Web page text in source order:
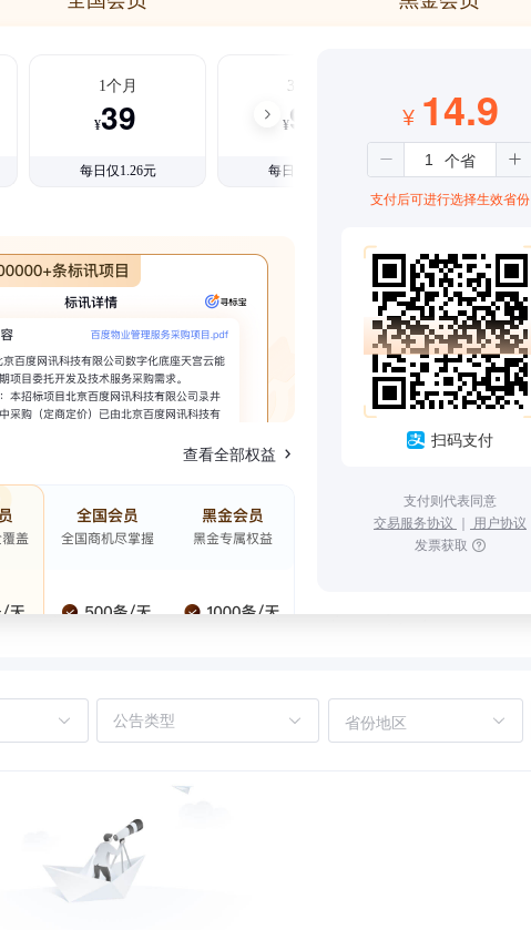
1个月
¥39
每日仅1.26元
3个月
¥99
每日仅1.08元
查看全部权益
¥ 14.9
支付后可进行选择生效省份
扫码支付
支付则代表同意
交易服务协议 ｜ 用户协议
发票获取
省份地区